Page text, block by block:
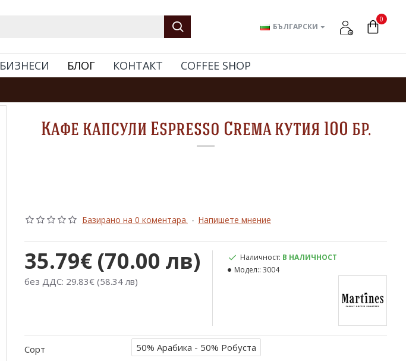
БЪЛГАРСКИ
0
БИЗНЕСИ БЛОГ КОНТАКТ COFFEE SHOP
Кафе капсули Espresso Crema кутия 100 бр.
Базирано на 0 коментара. - Напишете мнение
35.79€ (70.00 лв)
без ДДС: 29.83€ (58.34 лв)
Наличност: В НАЛИЧНОСТ
Модел:: 3004
Сорт 50% Арабика - 50% Робуста